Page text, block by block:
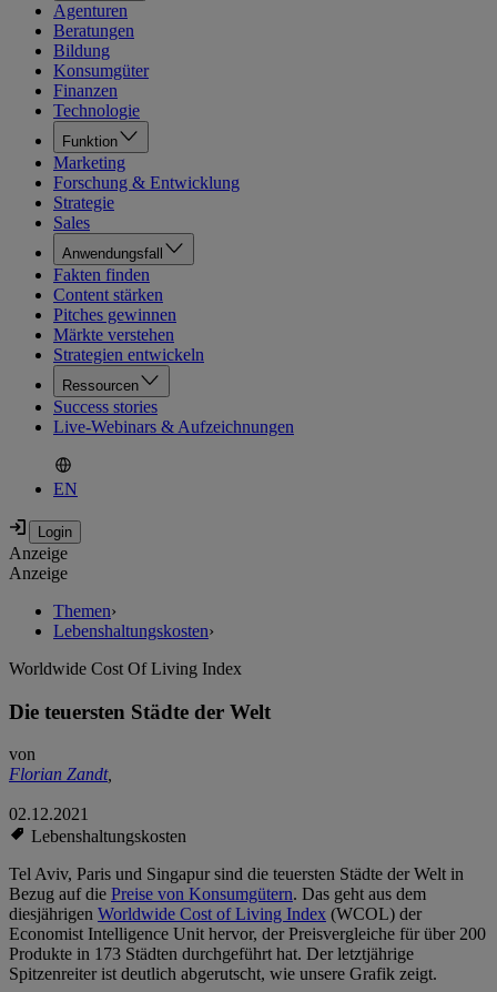
Agenturen
Beratungen
Bildung
Konsumgüter
Finanzen
Technologie
Funktion
Marketing
Forschung & Entwicklung
Strategie
Sales
Anwendungsfall
Fakten finden
Content stärken
Pitches gewinnen
Märkte verstehen
Strategien entwickeln
Ressourcen
Success stories
Live-Webinars & Aufzeichnungen
EN
Anzeige
Anzeige
Themen›
Lebenshaltungskosten›
Worldwide Cost Of Living Index
Die teuersten Städte der Welt
von
Florian Zandt,
02.12.2021
Lebenshaltungskosten
Tel Aviv, Paris und Singapur sind die teuersten Städte der Welt in
Bezug auf die Preise von Konsumgütern. Das geht aus dem
diesjährigen Worldwide Cost of Living Index (WCOL) der
Economist Intelligence Unit hervor, der Preisvergleiche für über 200
Produkte in 173 Städten durchgeführt hat. Der letztjährige
Spitzenreiter ist deutlich abgerutscht, wie unsere Grafik zeigt.